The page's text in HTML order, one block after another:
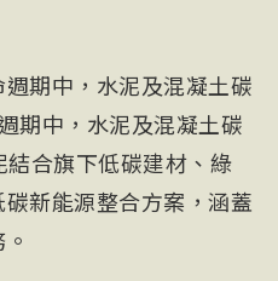
期中，水泥及混凝土碳
期中，水泥及混凝土碳
合旗下低碳建材、綠
新能源整合方案，涵蓋